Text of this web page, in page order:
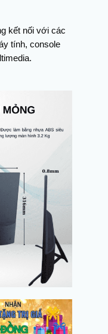
kết nối với các
tính, console